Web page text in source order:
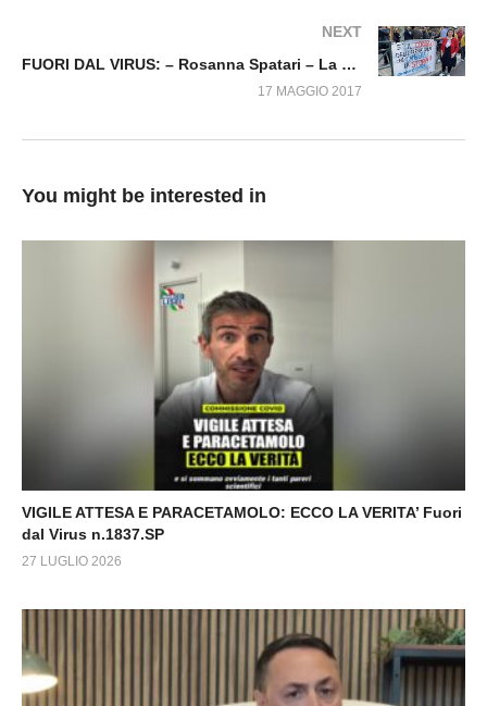
Testata giornalistica TELEMILANO Iscritta al Tribunale di Milano
al N.141. RAINBOW TELEVISION, Tv 815 in Lombardia e
La serie continua con la testimonianza di esperti ospiti e amici,
notizie non diffuse da altri media.
NEXT
FUORI DAL VIRUS: – Rosanna Spatari – La conoscenza porta alla libertà
17 MAGGIO 2017
You might be interested in
VIGILE ATTESA E PARACETAMOLO: ECCO LA VERITA’ Fuori
dal Virus n.1837.SP
27 LUGLIO 2026